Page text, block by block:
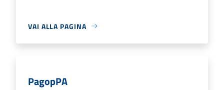
VAI ALLA PAGINA
PagopPA